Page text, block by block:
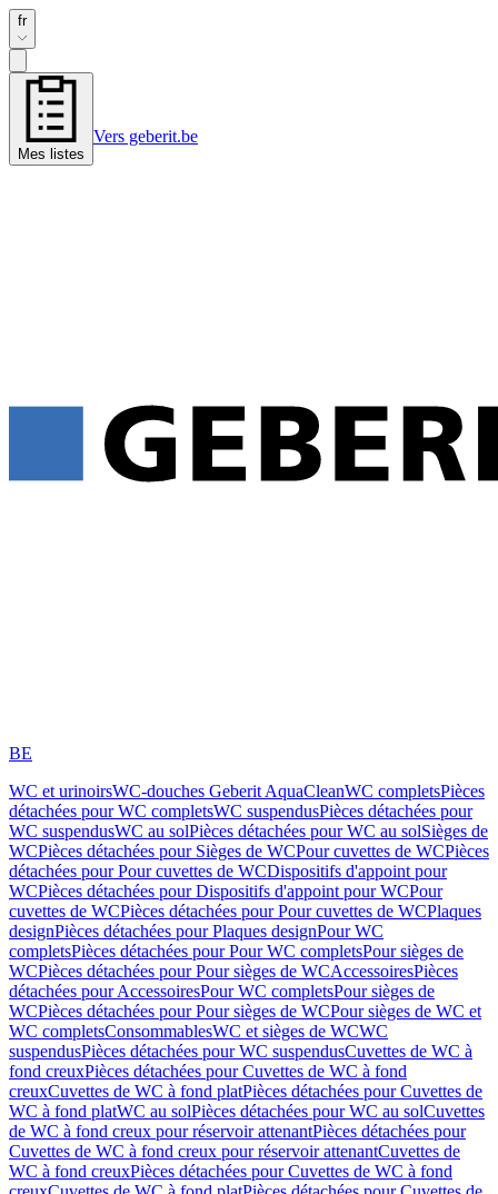
fr
Mes listes
Vers geberit.be
BE
WC et urinoirsWC-douches Geberit AquaCleanWC completsPièces
détachées pour WC completsWC suspendusPièces détachées pour
WC suspendusWC au solPièces détachées pour WC au solSièges de
WCPièces détachées pour Sièges de WCPour cuvettes de WCPièces
détachées pour Pour cuvettes de WCDispositifs d'appoint pour
WCPièces détachées pour Dispositifs d'appoint pour WCPour
cuvettes de WCPièces détachées pour Pour cuvettes de WCPlaques
designPièces détachées pour Plaques designPour WC
completsPièces détachées pour Pour WC completsPour sièges de
WCPièces détachées pour Pour sièges de WCAccessoiresPièces
détachées pour AccessoiresPour WC completsPour sièges de
WCPièces détachées pour Pour sièges de WCPour sièges de WC et
WC completsConsommablesWC et sièges de WCWC
suspendusPièces détachées pour WC suspendusCuvettes de WC à
fond creuxPièces détachées pour Cuvettes de WC à fond
creuxCuvettes de WC à fond platPièces détachées pour Cuvettes de
WC à fond platWC au solPièces détachées pour WC au solCuvettes
de WC à fond creux pour réservoir attenantPièces détachées pour
Cuvettes de WC à fond creux pour réservoir attenantCuvettes de
WC à fond creuxPièces détachées pour Cuvettes de WC à fond